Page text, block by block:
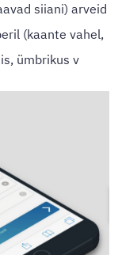
siiani) arveid
(kaante vahel,
ümbrikus v